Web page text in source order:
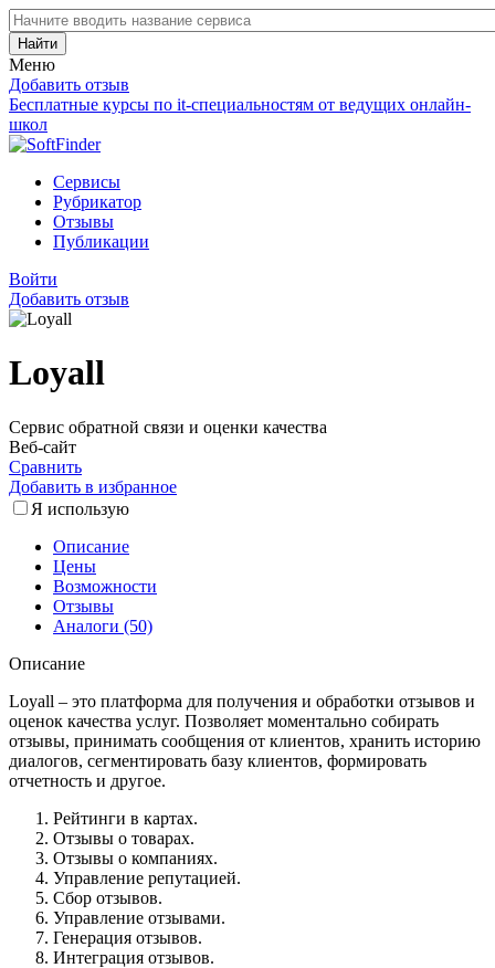
Найти
Меню
Добавить отзыв
Бесплатные курсы по it-специальностям от ведущих онлайн-
школ
Сервисы
Рубрикатор
Отзывы
Публикации
Войти
Добавить отзыв
Loyall
Сервис обратной связи и оценки качества
Веб-сайт
Сравнить
Добавить в избранное
Я использую
Описание
Цены
Возможности
Отзывы
Аналоги (50)
Описание
Loyall – это платформа для получения и обработки отзывов и
оценок качества услуг. Позволяет моментально собирать
отзывы, принимать сообщения от клиентов, хранить историю
диалогов, сегментировать базу клиентов, формировать
отчетность и другое.
Рейтинги в картах.
Отзывы о товарах.
Отзывы о компаниях.
Управление репутацией.
Сбор отзывов.
Управление отзывами.
Генерация отзывов.
Интеграция отзывов.